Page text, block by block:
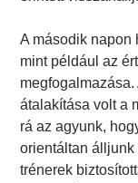
A második napon
mint például az
átalakítása volt a
rá az agyunk,
orientáltan álljunk
trénerek